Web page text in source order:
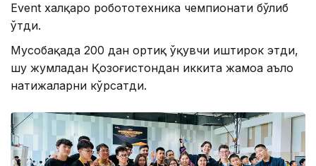
Event халқаро робототехника чемпионати бўлиб
ўтди.
Мусобақада 200 дан ортиқ ўқувчи иштирок этди,
шу жумладан Қозоғистондан иккита жамоа аъло
натижаларни кўрсатди.